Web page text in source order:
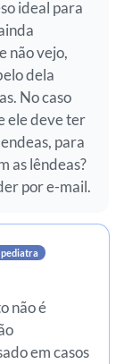
ideal para
não vejo,
dela
No caso
ele deve ter
para
as lêndeas?
por e-mail.
pediatra
não é
em casos